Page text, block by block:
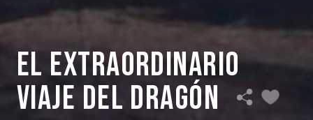
El extraordinario
viaje del Dragón